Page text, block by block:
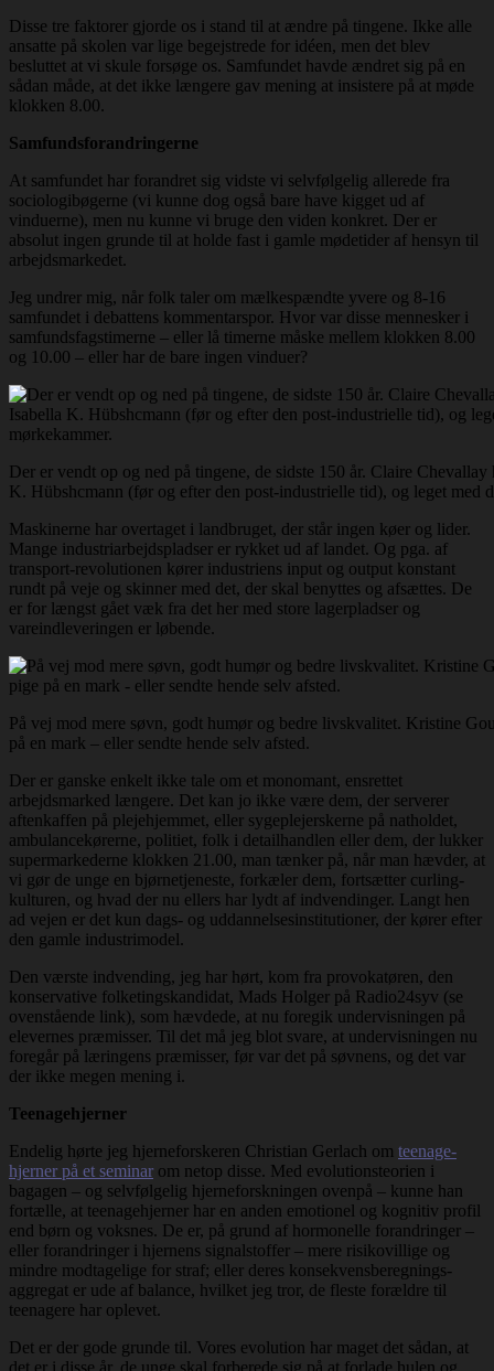
Disse tre faktorer gjorde os i stand til at ændre på tingene. Ikke alle
ansatte på skolen var lige begejstrede for idéen, men det blev
besluttet at vi skule forsøge os. Samfundet havde ændret sig på en
sådan måde, at det ikke længere gav mening at insistere på at møde
klokken 8.00.
Samfundsforandringerne
At samfundet har forandret sig vidste vi selvfølgelig allerede fra
sociologibøgerne (vi kunne dog også bare have kigget ud af
vinduerne), men nu kunne vi bruge den viden konkret. Der er
absolut ingen grunde til at holde fast i gamle mødetider af hensyn til
arbejdsmarkedet.
Jeg undrer mig, når folk taler om mælkespændte yvere og 8-16
samfundet i debattens kommentarspor. Hvor var disse mennesker i
samfundsfagstimerne – eller lå timerne måske mellem klokken 8.00
og 10.00 – eller har de bare ingen vinduer?
Der er vendt op og ned på tingene, de sidste 150 år. Claire
K. Hübshcmann (før og efter den post-industrielle tid), og leget med
Maskinerne har overtaget i landbruget, der står ingen køer og lider.
Mange industriarbejdspladser er rykket ud af landet. Og pga. af
transport-revolutionen kører industriens input og output konstant
rundt på veje og skinner med det, der skal benyttes og afsættes. De
er for længst gået væk fra det her med store lagerpladser og
vareindleveringen er løbende.
På vej mod mere søvn, godt humør og bedre livskvalitet. Kristine
på en mark – eller sendte hende selv afsted.
Der er ganske enkelt ikke tale om et monomant, ensrettet
arbejdsmarked længere. Det kan jo ikke være dem, der serverer
aftenkaffen på plejehjemmet, eller sygeplejerskerne på natholdet,
ambulancekørerne, politiet, folk i detailhandlen eller dem, der lukker
supermarkederne klokken 21.00, man tænker på, når man hævder, at
vi gør de unge en bjørnetjeneste, forkæler dem, fortsætter curling-
kulturen, og hvad der nu ellers har lydt af indvendinger. Langt hen
ad vejen er det kun dags- og uddannelsesinstitutioner, der kører efter
den gamle industrimodel.
Den værste indvending, jeg har hørt, kom fra provokatøren, den
konservative folketingskandidat, Mads Holger på Radio24syv (se
ovenstående link), som hævdede, at nu foregik undervisningen på
elevernes præmisser. Til det må jeg blot svare, at undervisningen nu
foregår på læringens præmisser, før var det på søvnens, og det var
der ikke megen mening i.
Teenagehjerner
Endelig hørte jeg hjerneforskeren Christian Gerlach om teenage-
hjerner på et seminar om netop disse. Med evolutionsteorien i
bagagen – og selvfølgelig hjerneforskningen ovenpå – kunne han
fortælle, at teenagehjerner har en anden emotionel og kognitiv profil
end børn og voksnes. De er, på grund af hormonelle forandringer –
eller forandringer i hjernens signalstoffer – mere risikovillige og
mindre modtagelige for straf; eller deres konsekvensberegnings-
aggregat er ude af balance, hvilket jeg tror, de fleste forældre til
teenagere har oplevet.
Det er der gode grunde til. Vores evolution har maget det sådan, at